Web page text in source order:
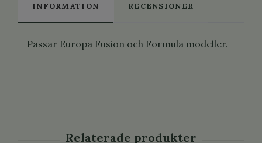
INFORMATION RECENSIONER
Passar Europa Fusion och Formula modeller.